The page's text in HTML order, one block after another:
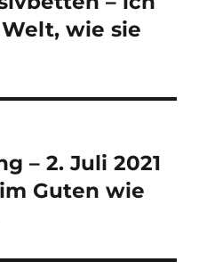
wie sie
– 2. Juli 2021
Guten wie